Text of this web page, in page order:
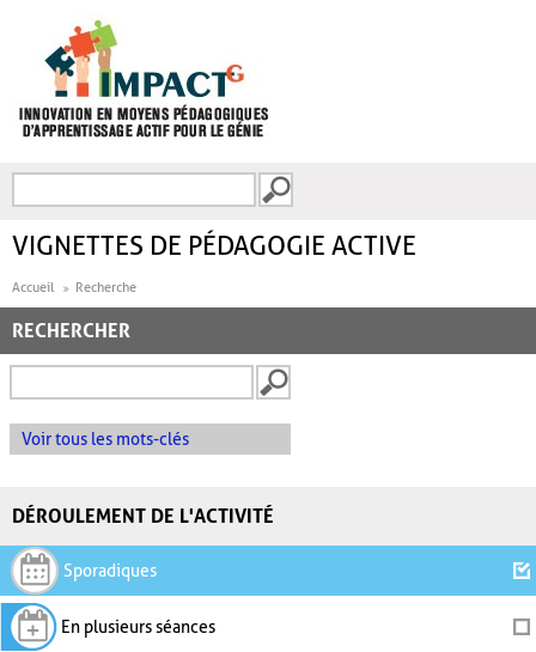
FORMULAIRE DE
VIGNETTES DE PÉDAGOGIE ACTIVE
Accueil Recherche
RECHERCHER
Voir tous les mots-clés
DÉROULEMENT DE L'ACTIVITÉ
Sporadiques
En plusieurs séances